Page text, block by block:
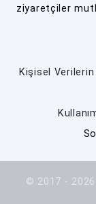
ziyaretçiler
Kişisel Verilerin
© 2017 - 2026